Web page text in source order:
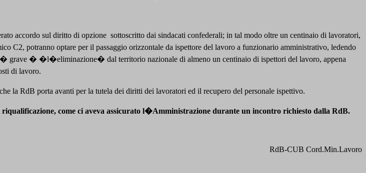
accordo sul diritto di opzione sottoscritto dai sindacati confederali; in tal modo oltre un centinaio di lavoratori,
C2, potranno optare per il passaggio orizzontale da ispettore del lavoro a funzionario amministrativo, ledendo
grave � �l�eliminazione� dal territorio nazionale di almeno un centinaio di ispettori del lavoro, appena
di lavoro.
la RdB porta avanti per la tutela dei diritti dei lavoratori ed il recupero del personale ispettivo.
come ci aveva assicurato l�Amministrazione durante un incontro richiesto dalla RdB.
RdB-CUB Cord.Min.Lavoro